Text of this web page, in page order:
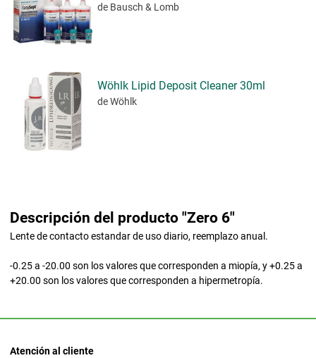
de Bausch & Lomb
Wöhlk Lipid Deposit Cleaner 30ml
de Wöhlk
Descripción del producto "Zero 6"
Lente de contacto estandar de uso diario, reemplazo anual.
-0.25 a -20.00 son los valores que corresponden a miopía, y +0.25 a
+20.00 son los valores que corresponden a hipermetropía.
Atención al cliente